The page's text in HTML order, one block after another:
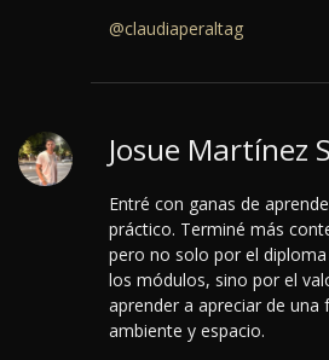
@claudiaperaltag
Josue Martínez
Entré con ganas de
práctico. Terminé más
pero no solo por el
los módulos, sino por el
aprender a apreciar de
ambiente y espacio.